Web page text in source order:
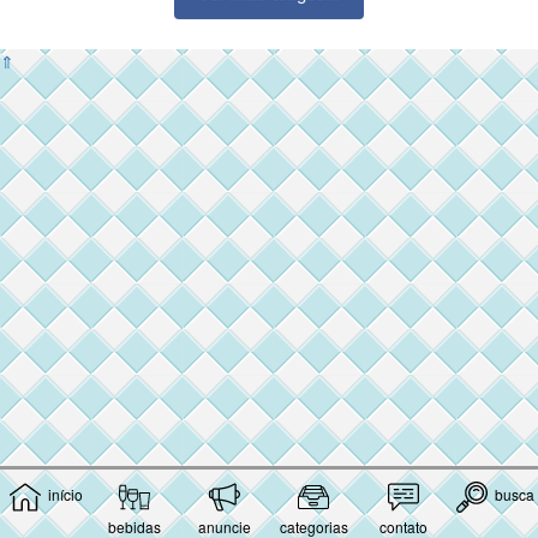
início
bebidas
anuncie categorias contato
busca
⇑